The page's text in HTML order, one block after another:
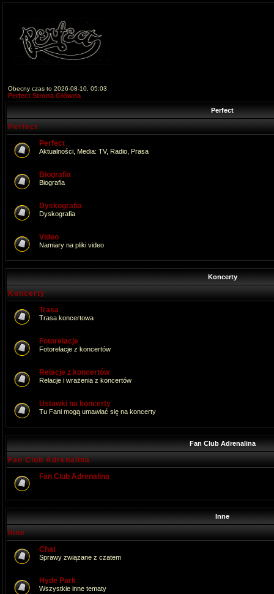
Obecny czas to 2026-08-10, 05:03
Perfect Strona Główna
Perfect
Perfect
Perfect
Aktualności, Media: TV, Radio, Prasa
Biografia
Biografia
Dyskografia
Dyskografia
Video
Namiary na pliki video
Koncerty
Koncerty
Trasa
Trasa koncertowa
Fotorelacje
Fotorelacje z koncertów
Relacje z koncertów
Relacje i wrażenia z koncertów
Ustawki na koncerty
Tu Fani mogą umawiać się na koncerty
Fan Club Adrenalina
Fan Club Adrenalina
Fan Club Adrenalina
Inne
Inne
Chat
Sprawy związane z czatem
Hyde Park
Wszystkie inne tematy